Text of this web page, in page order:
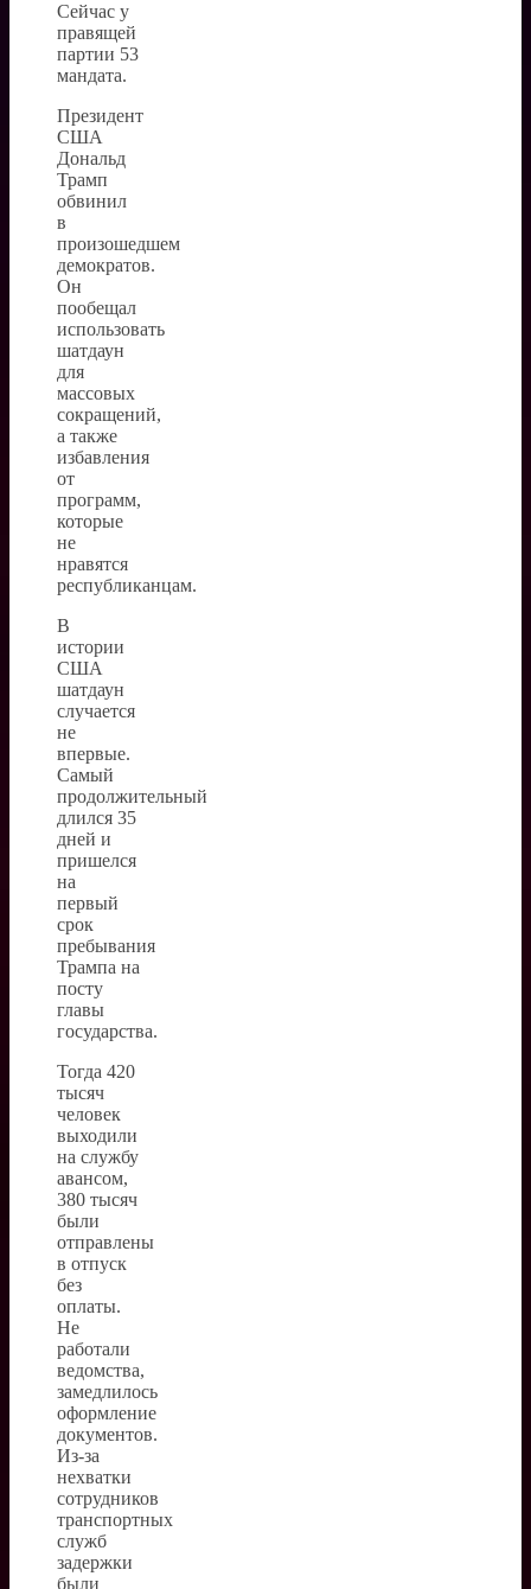
Сейчас у
правящей
партии 53
мандата.
Президент
США
Дональд
Трамп
обвинил
в
произошедшем
демократов.
Он
пообещал
использовать
шатдаун
для
массовых
сокращений,
а также
избавления
от
программ,
которые
не
нравятся
республиканцам.
В
истории
США
шатдаун
случается
не
впервые.
Самый
продолжительный
длился 35
дней и
пришелся
на
первый
срок
пребывания
Трампа на
посту
главы
государства.
Тогда 420
тысяч
человек
выходили
на службу
авансом,
380 тысяч
были
отправлены
в отпуск
без
оплаты.
Не
работали
ведомства,
замедлилось
оформление
документов.
Из-за
нехватки
сотрудников
транспортных
служб
задержки
были